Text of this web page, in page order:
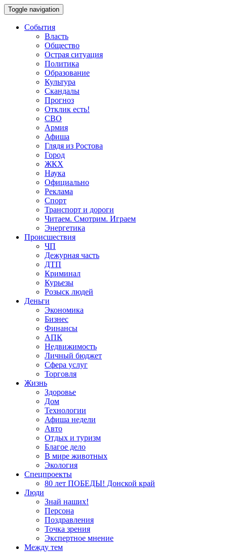
Toggle navigation
События
Власть
Общество
Острая ситуация
Политика
Образование
Культура
Скандалы
Прогноз
Отклик есть!
СВО
Армия
Афиша
Глядя из Ростова
Город
ЖКХ
Наука
Официально
Реклама
Спорт
Транспорт и дороги
Читаем. Смотрим. Играем
Энергетика
Происшествия
ЧП
Дежурная часть
ДТП
Криминал
Курьезы
Розыск людей
Деньги
Экономика
Бизнес
Финансы
АПК
Недвижимость
Личный бюджет
Сфера услуг
Торговля
Жизнь
Здоровье
Дом
Технологии
Афиша недели
Авто
Отдых и туризм
Благое дело
В мире животных
Экология
Спецпроекты
80 лет ПОБЕДЫ! Донской край
Люди
Знай наших!
Персона
Поздравления
Точка зрения
Экспертное мнение
Между тем